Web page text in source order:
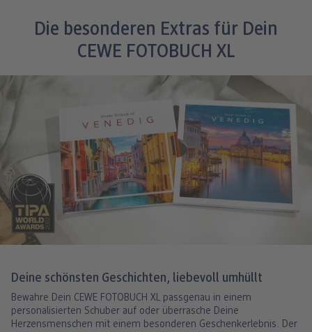
Die besonderen Extras für Dein
CEWE FOTOBUCH XL
Deine schönsten Geschichten, liebevoll umhüllt
Bewahre Dein CEWE FOTOBUCH XL passgenau in einem
personalisierten Schuber auf oder überrasche Deine
Herzensmenschen mit einem besonderen Geschenkerlebnis. Der